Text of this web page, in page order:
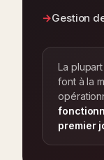
Gestion
La
font à la
premier